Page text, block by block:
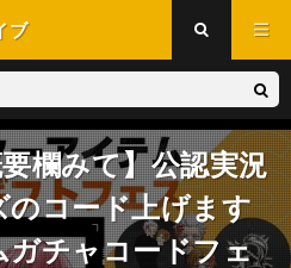
ブ
欄みて】公認実況
コード上げます
チャコードフェ